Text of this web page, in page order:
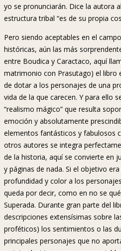
yo se pronunciarán. Dice la autora
estructura tribal “es de su propia
Pero siendo aceptables en el
históricas, aún las más
entre Boudica y Caractaco, aquí
matrimonio con Prasutago) el libro
de dotar a los personajes de una
vida de la que carecen. Y para ello
“realismo mágico” que resulta
emoción y absolutamente
elementos fantásticos y fabulosos
otros autores se integra
de la historia, aquí se convierte en
y páginas de nada. Si el objetivo
profundidad y color a los
queda por decir, como en no se
Superada. Durante gran parte del
descripciones extensísimas sobre
proféticos) los sentimientos o las
principales personajes que no